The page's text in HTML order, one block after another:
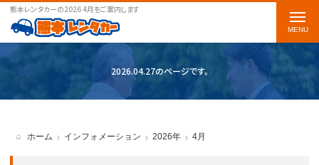
熊本レンタカーの2026 4月をご案内します
2026.04.27のページです。
ホーム インフォメーション 2026年 4月
t
o
g
l